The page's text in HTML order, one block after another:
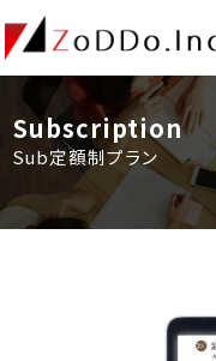
Subscription
Sub定額制プラン